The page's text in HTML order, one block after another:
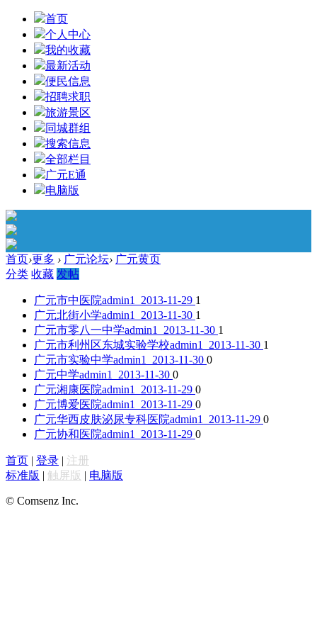
首页
个人中心
我的收藏
最新活动
便民信息
招聘求职
旅游景区
同城群组
搜索信息
全部栏目
广元E通
电脑版
首页›更多 › 广元论坛› 广元黄页
分类 收藏 发帖
广元市中医院admin1 2013-11-29 1
广元北街小学admin1 2013-11-30 1
广元市零八一中学admin1 2013-11-30 1
广元市利州区东城实验学校admin1 2013-11-30 1
广元市实验中学admin1 2013-11-30 0
广元中学admin1 2013-11-30 0
广元湘康医院admin1 2013-11-29 0
广元博爱医院admin1 2013-11-29 0
广元华西皮肤泌尿专科医院admin1 2013-11-29 0
广元协和医院admin1 2013-11-29 0
首页 | 登录 | 注册
标准版 | 触屏版 | 电脑版
© Comsenz Inc.